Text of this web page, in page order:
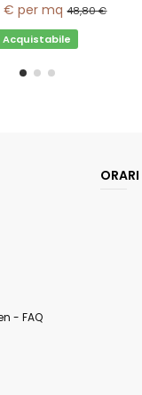
€ per mq 48,80 €
Acquistabile
- FAQ
ORARI